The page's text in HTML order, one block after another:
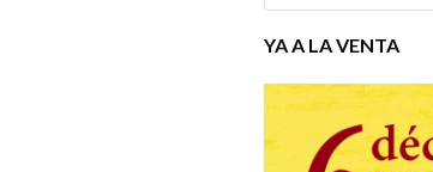
YA A LA VENTA